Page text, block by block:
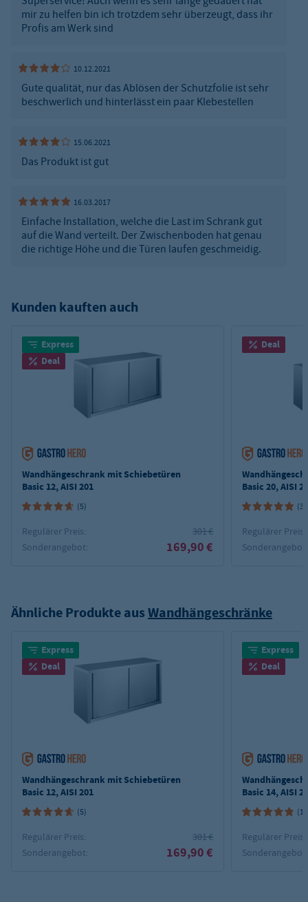
mir zu helfen bin ich trotzdem sehr überzeugt, dass ihr
Profis am Werk sind
10.12.2021
Gute qualität, nur das Ablösen der Schutzfolie ist sehr
beschwerlich und hinterlässt ein paar Klebestellen
15.06.2021
Das Produkt ist gut
16.03.2017
Einfache Installation, welche die Last im Schrank gut
auf die Wand verteilt. Der Zwischenboden hat genau
die richtige Höhe und die Türen laufen geschmeidig.
Kunden kauften auch
Express
Deal
Wandhängeschrank mit Schiebetüren
Basic 12, AISI 201
(5)
Regulärer Preis:
301 €
Sonderangebot:
169,90 €
Deal
Basic 20, AISI
(3)
Regulärer Preis:
Sonderangebot:
Ähnliche Produkte ausWandhängeschränke
Express
Deal
Wandhängeschrank mit Schiebetüren
Basic 12, AISI 201
(5)
Regulärer Preis:
301 €
Sonderangebot:
169,90 €
Express
Deal
Basic 14, AISI
Regulärer Preis:
Sonderangebot: